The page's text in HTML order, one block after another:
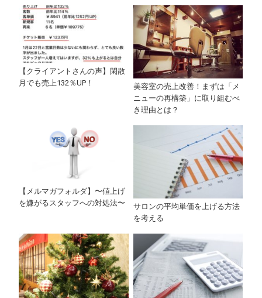
【クライアントさんの声】閑散
月でも売上132％UP！
美容室の売上改善！まずは「メ
ニューの再構築」に取り組むべ
き理由とは？
【メルマガフォルダ】〜値上げ
を嫌がるスタッフへの対処法〜
サロンの平均単価を上げる方法
を考える